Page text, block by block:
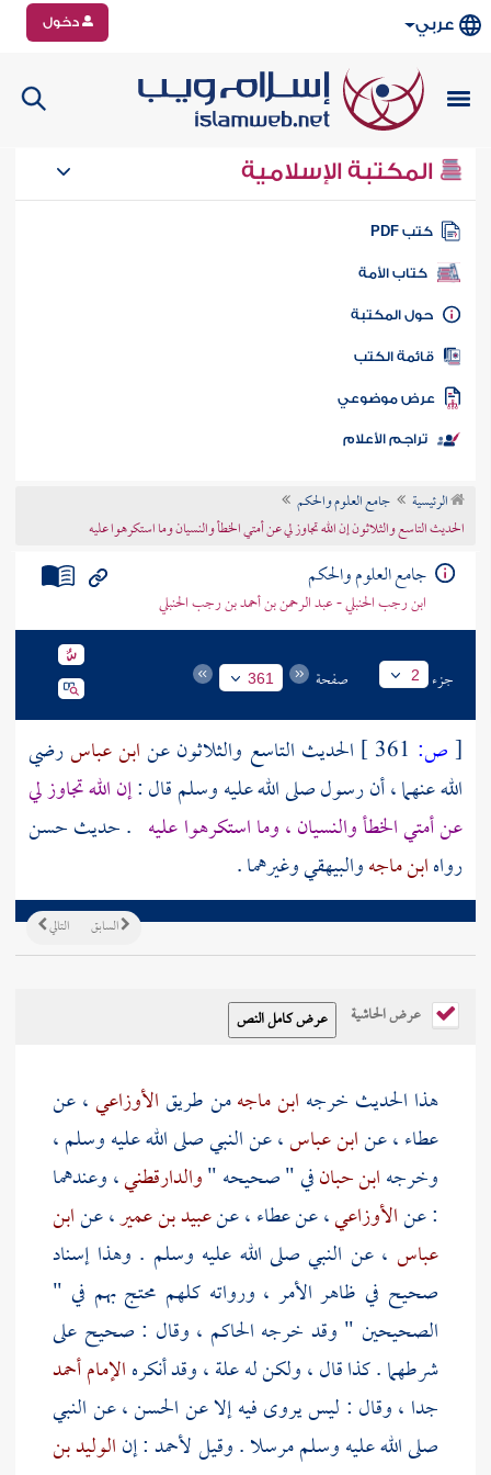
عربي دخول
المكتبة الإسلامية
كتب PDF
كتاب الأمة
المكتبة
الكتب
موضوعي
تراجم الأعلام
الرئيسية
جامع العلوم والحكم
الحديث التاسع والثلاثون إن الله تجاوز لي عن أمتي الخطأ والنسيان وما استكرهوا عليه
جامع العلوم والحكم
ابن رجب الحنبلي - عبد الرحمن بن أحمد بن رجب الحنبلي
جزء 2 صفحة 361
[ص: الحديث التاسع والثلاثون عنابن عباسرضي
الله عنهما ، أن رسول صلى الله عليه وسلم قال :إن الله تجاوز لي
عن أمتي الخطأ والنسيان ، وما استكرهوا عليه . حديث حسن
رواهابن ماجهوالبيهقيوغيرهما .
التالي السابق
عرض الحاشية
هذا الحديث خرجه ابن ماجهمن طريقالأوزاعي، عن
عطاء، عنابن عباس، عن النبي صلى الله عليه وسلم ،
وخرجهابن حبانفي " صحيحه "والدارقطني، وعندهما
: عنالأوزاعي، عنعطاء، عنعبيد بن عمير، عنابن
عباس ، عن النبي صلى الله عليه وسلم . وهذا إسناد
صحيح في ظاهر الأمر ، ورواته كلهم محتج بهم في "
الصحيحين " وقد خرجه الحاكم ، وقال : صحيح على
شرطهما . كذا قال ، ولكن له علة ، وقد أنكرهالإمام أحمد
جدا ، وقال : ليس يروى فيه إلا عنالحسن، عن النبي
صلى الله عليه وسلم مرسلا . وقيللأحمد: إنالوليد بن